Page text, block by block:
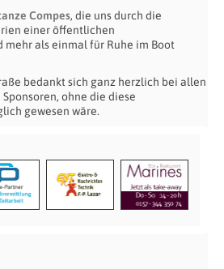
Compes, die uns durch die
einer öffentlichen
als einmal für Ruhe im Boot
bedankt sich ganz herzlich bei allen
ohne die diese
gewesen wäre.